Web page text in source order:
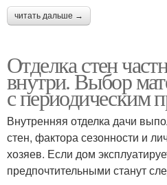
читать дальше →
Отделка стен
внутри. Выбор
с периодическим
Внутренняя отделка дачи
стен, фактора сезонности и
хозяев. Если дом
предпочтительными станут